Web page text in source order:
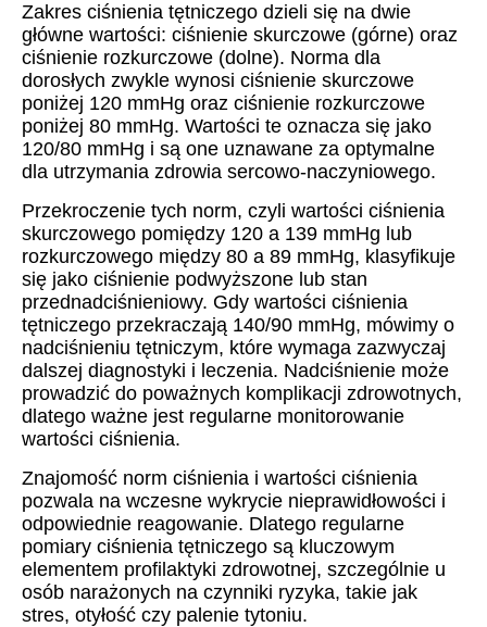
Zakres ciśnienia tętniczego dzieli się na dwie
główne wartości: ciśnienie skurczowe (górne) oraz
ciśnienie rozkurczowe (dolne). Norma dla
dorosłych zwykle wynosi ciśnienie skurczowe
poniżej 120 mmHg oraz ciśnienie rozkurczowe
poniżej 80 mmHg. Wartości te oznacza się jako
120/80 mmHg i są one uznawane za optymalne
dla utrzymania zdrowia sercowo-naczyniowego.
Przekroczenie tych norm, czyli wartości ciśnienia
skurczowego pomiędzy 120 a 139 mmHg lub
rozkurczowego między 80 a 89 mmHg, klasyfikuje
się jako ciśnienie podwyższone lub stan
przednadciśnieniowy. Gdy wartości ciśnienia
tętniczego przekraczają 140/90 mmHg, mówimy o
nadciśnieniu tętniczym, które wymaga zazwyczaj
dalszej diagnostyki i leczenia. Nadciśnienie może
prowadzić do poważnych komplikacji zdrowotnych,
dlatego ważne jest regularne monitorowanie
wartości ciśnienia.
Znajomość norm ciśnienia i wartości ciśnienia
pozwala na wczesne wykrycie nieprawidłowości i
odpowiednie reagowanie. Dlatego regularne
pomiary ciśnienia tętniczego są kluczowym
elementem profilaktyki zdrowotnej, szczególnie u
osób narażonych na czynniki ryzyka, takie jak
stres, otyłość czy palenie tytoniu.